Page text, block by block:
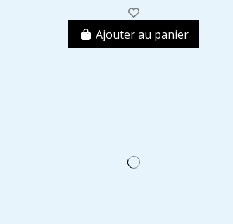
Ajouter au panier